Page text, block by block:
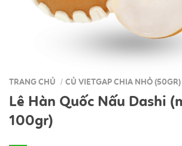
TRANG CHỦ / CỦ VIETGAP CHIA NHỎ (50GR)
Lê Hàn Quốc Nấu Dashi
100gr)